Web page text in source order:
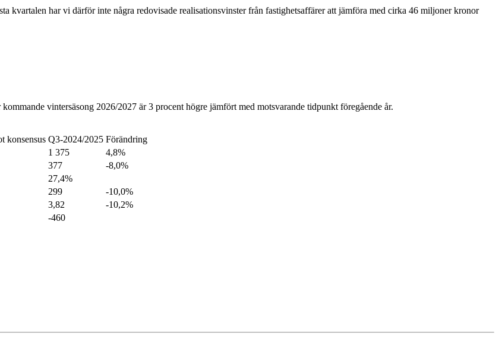
kvartalen har vi därför inte några redovisade realisationsvinster från fastighetsaffärer att jämföra med cirka 46 miljoner kronor
vintersäsong 2026/2027 är 3 procent högre jämfört med motsvarande tidpunkt föregående år.
konsensus Q3-2024/2025 Förändring
1 375
4,8%
377
-8,0%
27,4%
299
-10,0%
3,82
-10,2%
-460